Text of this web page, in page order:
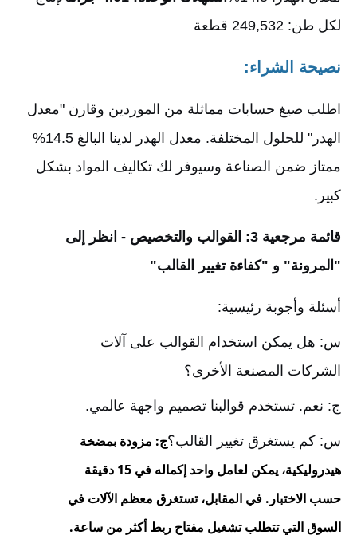
لكل طن: 249,532 قطعة
نصيحة الشراء:
اطلب صيغ حسابات مماثلة من الموردين وقارن "معدل
الهدر" للحلول المختلفة. معدل الهدر لدينا البالغ 14.5%
ممتاز ضمن الصناعة وسيوفر لك تكاليف المواد بشكل
كبير.
قائمة مرجعية 3: القوالب والتخصيص - انظر إلى
"المرونة" و "كفاءة تغيير القالب"
أسئلة وأجوبة رئيسية:
س: هل يمكن استخدام القوالب على آلات
الشركات المصنعة الأخرى؟
ج: نعم. تستخدم قوالبنا تصميم واجهة عالمي.
س: كم يستغرق تغيير القالب؟ج: مزودة بمضخة
هيدروليكية، يمكن لعامل واحد إكماله في 15 دقيقة
حسب الاختبار. في المقابل، تستغرق معظم الآلات في
السوق التي تتطلب تشغيل مفتاح ربط أكثر من ساعة.